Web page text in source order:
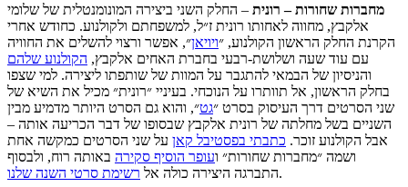
מחברות שחורות – רונית – החלק השני ביצירה המונומנטלית של שלומי
אלקבץ, מחווה לאחותו רונית ז״ל, למשפחתם ולקולנוע. כחודש אחרי
הקרנת החלק הראשון הקולנוע, ״ויויאן״, אפשר ורצוי להשלים את החוויה
עם עוד שעה ושלושת-רבעי בחברת האחים אלקבץ, הקולנוע שלהם
והניסיון של הבמאי להתגבר על המוות של שותפתו ליצירה. למי שצפו
בחלק הראשון, אל תוותרו על הנוכחי. בעיניי ״רונית״ מכיל את השיא של
שני הסרטים דרך העיסוק בסרט ״גט״, והוא גם הסרט היותר מדמיע מבין
השניים בשל מחלתה של רונית אלקבץ שבסופו של דבר הכריעה אותה –
אבל הקולנוע זוכר. כתבתי בפסטיבל קאן על שני הסרטים כמקשה אחת
ושמה ״מחברות שחורות״ ועופר הוסיף סקירה באותה רוח, ולבסוף
התברגה היצירה כולה אל רשימת סרטי השנה שלנו
.